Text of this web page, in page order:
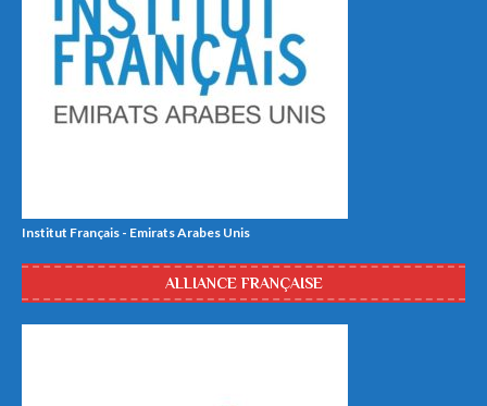
Institut Français - Emirats Arabes Unis
ALLIANCE FRANÇAISE